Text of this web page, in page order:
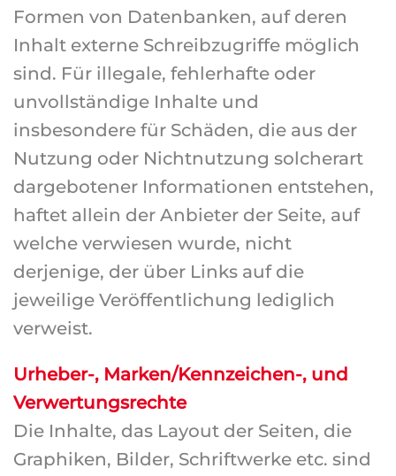
Formen von Datenbanken, auf deren
Inhalt externe Schreibzugriffe möglich
sind. Für illegale, fehlerhafte oder
unvollständige Inhalte und
insbesondere für Schäden, die aus der
Nutzung oder Nichtnutzung solcherart
dargebotener Informationen entstehen,
haftet allein der Anbieter der Seite, auf
welche verwiesen wurde, nicht
derjenige, der über Links auf die
jeweilige Veröffentlichung lediglich
verweist.
Urheber-, Marken/Kennzeichen-, und
Verwertungsrechte
Die Inhalte, das Layout der Seiten, die
Graphiken, Bilder, Schriftwerke etc. sind